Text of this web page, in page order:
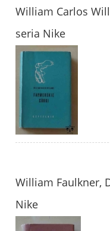
William Carlos
seria Nike
William Faulkner,
Nike